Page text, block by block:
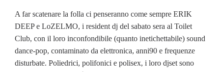
A far scatenare la folla ci penseranno come sempre ERIK
DEEP e LoZELMO, i resident dj del sabato sera al Toilet
Club, con il loro inconfondibile (quanto inetichettabile) sound
dance-pop, contaminato da elettronica, anni90 e frequenze
disturbate. Poliedrici, polifonici e polisex, i loro djset sono